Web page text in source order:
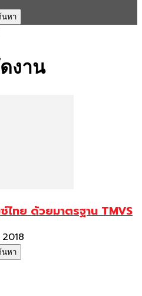
งาน
ไทย ด้วยมาตรฐาน TMVS